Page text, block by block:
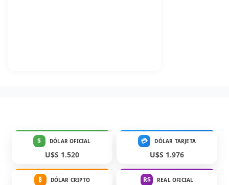
$ DÓLAR OFICIAL
U$S 1.520
💳 DÓLAR TARJETA
U$S 1.976
₿ DÓLAR CRIPTO R$ REAL OFICIAL